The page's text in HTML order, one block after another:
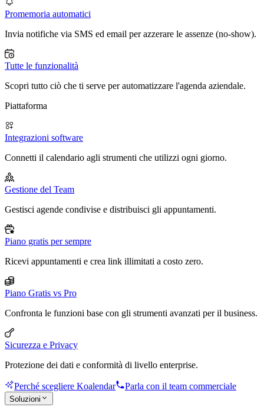
Promemoria automatici
Invia notifiche via SMS ed email per azzerare le assenze (no-show).
Tutte le funzionalità
Scopri tutto ciò che ti serve per automatizzare l'agenda aziendale.
Piattaforma
Integrazioni software
Connetti il calendario agli strumenti che utilizzi ogni giorno.
Gestione del Team
Gestisci agende condivise e distribuisci gli appuntamenti.
Piano gratis per sempre
Ricevi appuntamenti e crea link illimitati a costo zero.
Piano Gratis vs Pro
Confronta le funzioni base con gli strumenti avanzati per il business.
Sicurezza e Privacy
Protezione dei dati e conformità di livello enterprise.
Perché scegliere Koalendar Parla con il team commerciale
Soluzioni